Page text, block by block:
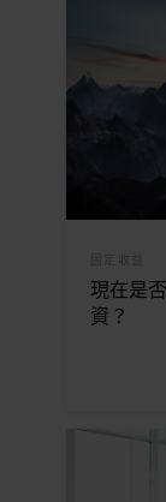
固定收益
現在是
資？